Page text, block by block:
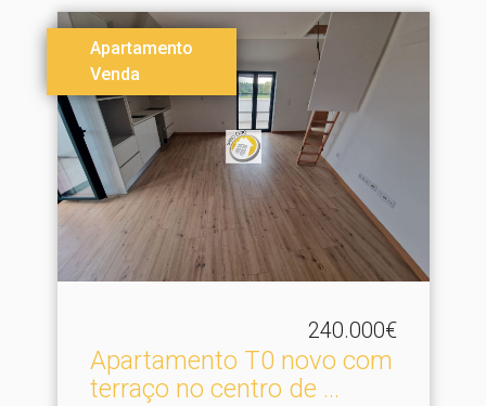
Apartamento
Venda
240.000€
Apartamento T0 novo com
terraço no centro de .​..